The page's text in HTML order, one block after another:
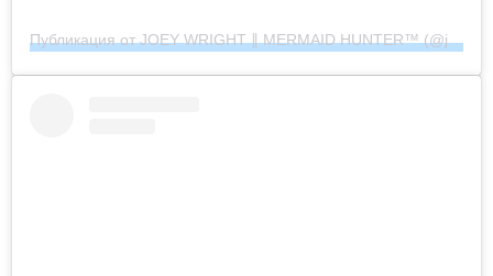
Публикация от JOEY WRIGHT ∥ MERMAID HUNTER™︎ (@joeywrightphoto)